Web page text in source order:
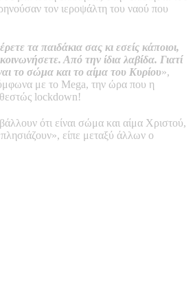
τον ιεροψάλτη του ναού που
τα παιδάκια σας κι εσείς κάποιοι,
Από την ίδια λαβίδα. Γιατί
το σώμα και το αίμα του Κυρίου»,
με το Mega, την ώρα που η
lockdown!
ότι είναι σώμα και αίμα Χριστού,
είπε μεταξύ άλλων ο